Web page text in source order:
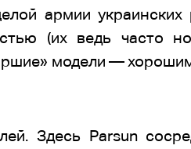
армии
(их ведь часто
модели —
Здесь Parsun